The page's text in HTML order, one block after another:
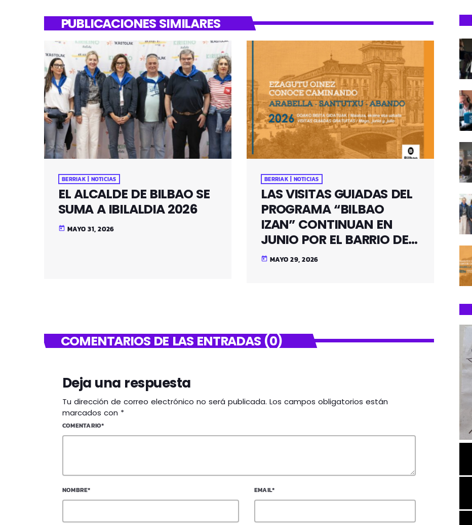
PUBLICACIONES SIMILARES
BERRIAK | NOTICIAS
EL ALCALDE DE BILBAO SE
SUMA A IBILALDIA 2026
today MAYO 31, 2026
BERRIAK | NOTICIAS
LAS VISITAS GUIADAS DEL
PROGRAMA “BILBAO
IZAN” CONTINUAN EN
JUNIO POR EL BARRIO DE
SANTUTXU
today MAYO 29, 2026
COMENTARIOS DE LAS ENTRADAS (0)
Deja una respuesta
Tu dirección de correo electrónico no será publicada. Los campos obligatorios están
marcados con *
COMENTARIO*
NOMBRE* EMAIL*